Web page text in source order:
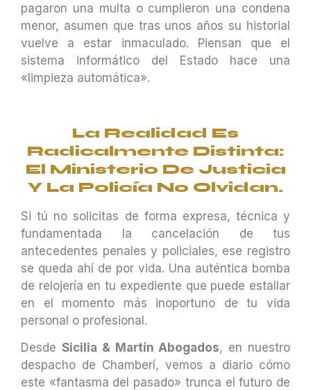
pagaron una multa o cumplieron una condena
menor, asumen que tras unos años su historial
vuelve a estar inmaculado. Piensan que el
sistema informático del Estado hace una
«limpieza automática».
La Realidad Es
Radicalmente Distinta:
El Ministerio De Justicia
Y La Policía No Olvidan.
Si tú no solicitas de forma expresa, técnica y
fundamentada la cancelación de tus
antecedentes penales y policiales, ese registro
se queda ahí de por vida. Una auténtica bomba
de relojería en tu expediente que puede estallar
en el momento más inoportuno de tu vida
personal o profesional.
Desde Sicilia & Martín Abogados, en nuestro
despacho de Chamberí, vemos a diario cómo
este «fantasma del pasado» trunca el futuro de